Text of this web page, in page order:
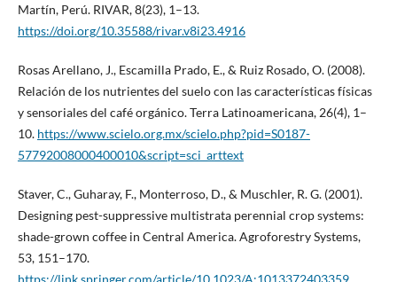
Martín, Perú. RIVAR, 8(23), 1–13.
https://doi.org/10.35588/rivar.v8i23.4916
Rosas Arellano, J., Escamilla Prado, E., & Ruiz Rosado, O. (2008).
Relación de los nutrientes del suelo con las características físicas
y sensoriales del café orgánico. Terra Latinoamericana, 26(4), 1–
10. https://www.scielo.org.mx/scielo.php?pid=S0187-
57792008000400010&script=sci_arttext
Staver, C., Guharay, F., Monterroso, D., & Muschler, R. G. (2001).
Designing pest-suppressive multistrata perennial crop systems:
shade-grown coffee in Central America. Agroforestry Systems,
53, 151–170.
https://link.springer.com/article/10.1023/A:1013372403359